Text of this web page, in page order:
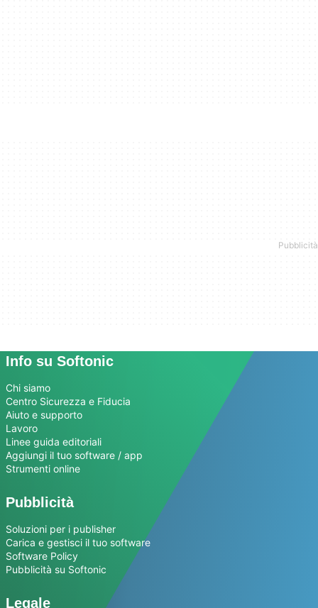
Info su Softonic
Chi siamo
Centro Sicurezza e Fiducia
Aiuto e supporto
Lavoro
Linee guida editoriali
Aggiungi il tuo software / app
Strumenti online
Pubblicità
Soluzioni per i publisher
Carica e gestisci il tuo software
Software Policy
Pubblicità su Softonic
Legale